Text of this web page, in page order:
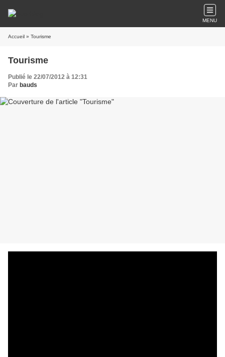
MENU
Accueil » Tourisme
Tourisme
Publié le 22/07/2012 à 12:31
Par bauds